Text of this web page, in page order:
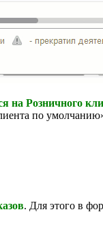
Розничного
по
. Для этого в